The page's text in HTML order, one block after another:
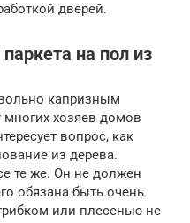
дверей.
на пол из
капризным
многих хозяев домов
вопрос, как
из дерева.
те же. Он не должен
обязана быть очень
или плесенью не